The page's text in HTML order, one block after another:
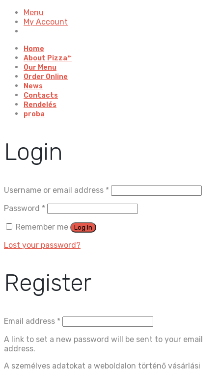
Menu
My Account
Home
About Pizza™
Our Menu
Order Online
News
Contacts
Rendelés
proba
Login
Username or email address *
Password *
Remember me
Log in
Lost your password?
Register
Email address *
A link to set a new password will be sent to your email
address.
A személyes adatokat a weboldalon történő vásárlási